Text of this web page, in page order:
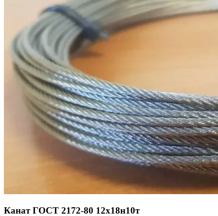
Канат ГОСТ 2172-80 12х18н10т